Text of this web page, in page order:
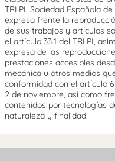
TRLPI. Sociedad Española
expresa frente la
de sus trabajos y artículos
el artículo 33.1 del TRLPI,
expresa de las
prestaciones accesibles
mecánica u otros medios
conformidad con el artículo
2 de noviembre, así como
contenidos por tecnologías
naturaleza y finalidad.